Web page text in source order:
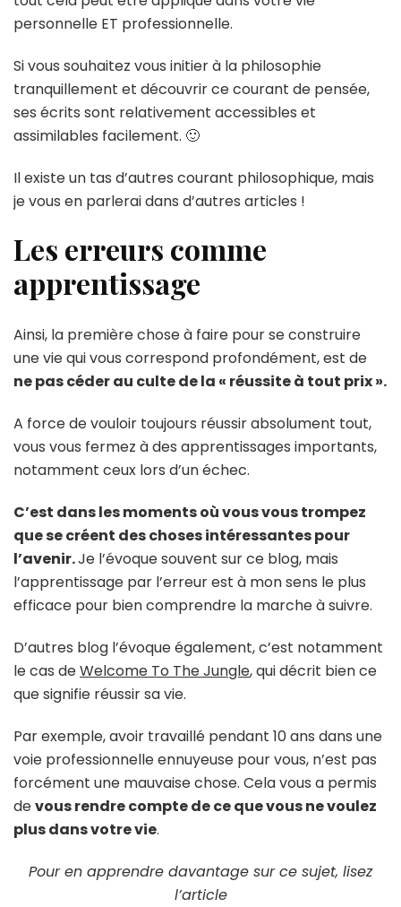
personnelle ET professionnelle.
Si vous souhaitez vous initier à la philosophie
tranquillement et découvrir ce courant de pensée,
ses écrits sont relativement accessibles et
assimilables facilement. 🙂
Il existe un tas d’autres courant philosophique, mais
je vous en parlerai dans d’autres articles !
Les erreurs comme
apprentissage
Ainsi, la première chose à faire pour se construire
une vie qui vous correspond profondément, est de
ne pas céder au culte de la « réussite à tout prix ».
A force de vouloir toujours réussir absolument tout,
vous vous fermez à des apprentissages importants,
notamment ceux lors d’un échec.
C’est dans les moments où vous vous trompez
que se créent des choses intéressantes pour
l’avenir.Je l’évoque souvent sur ce blog, mais
l’apprentissage par l’erreur est à mon sens le plus
efficace pour bien comprendre la marche à suivre.
D’autres blog l’évoque également, c’est notamment
le cas deWelcome To The Jungle, qui décrit bien ce
que signifie réussir sa vie.
Par exemple, avoir travaillé pendant 10 ans dans une
voie professionnelle ennuyeuse pour vous, n’est pas
forcément une mauvaise chose. Cela vous a permis
devous rendre compte de ce que vous ne voulez
plus dans votre vie.
Pour en apprendre davantage sur ce sujet, lisez
l’article